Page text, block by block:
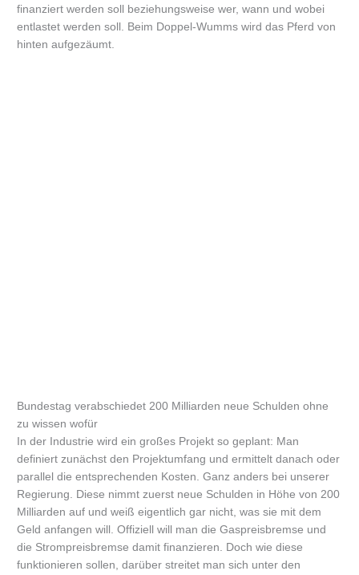
finanziert werden soll beziehungsweise wer, wann und wobei
entlastet werden soll. Beim Doppel-Wumms wird das Pferd von
hinten aufgezäumt.
Bundestag verabschiedet 200 Milliarden neue Schulden ohne
zu wissen wofür
In der Industrie wird ein großes Projekt so geplant: Man
definiert zunächst den Projektumfang und ermittelt danach oder
parallel die entsprechenden Kosten. Ganz anders bei unserer
Regierung. Diese nimmt zuerst neue Schulden in Höhe von 200
Milliarden auf und weiß eigentlich gar nicht, was sie mit dem
Geld anfangen will. Offiziell will man die Gaspreisbremse und
die Strompreisbremse damit finanzieren. Doch wie diese
funktionieren sollen, darüber streitet man sich unter den